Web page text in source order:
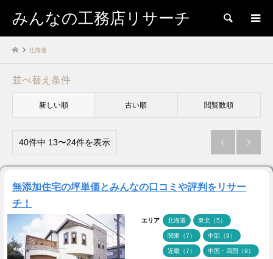
みんなの工務店リサーチ 検索
北海道
並べ替え条件
新しい順 古い順 閲覧数順
40件中 13〜24件を表示  
無添加住宅の坪単価とみんなの口コミや評判をリサー
チ！
エリア 北海道 東北（5）
関東（7） 中部（9）
近畿（7） 中国・四国（9）